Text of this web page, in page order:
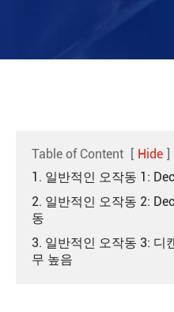
Table of Content [ Hide ]
1. 일반적인 오작동 1:
2. 일반적인 오작동 2:
동
3. 일반적인 오작동 3: 디
무 높음